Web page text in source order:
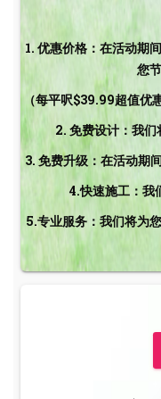
1. 优惠价格：在活动期
您
（每平呎$39.99超值优
2. 免费设计：我
3. 免费升级： 在活动期
4.快速施工：我
5.专业服务：我们将为